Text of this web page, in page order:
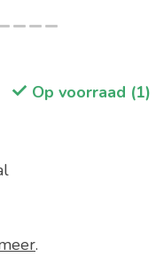
Op voorraad (1)
.